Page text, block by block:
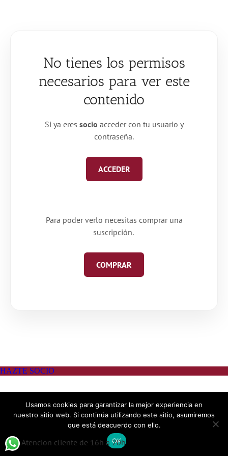
No tienes los permisos
necesarios para ver este
contenido
Si ya eres socio acceder con tu usuario y
contraseña.
ACCEDER
Para poder verlo necesitas comprar una
suscripción.
COMPRAR
Atencion cliente de 16h a 20h
Usamos cookies para garantizar la mejor experiencia en
nuestro sitio web. Si continúa utilizando este sitio, asumiremos
que está deacuerdo con ello.
OK